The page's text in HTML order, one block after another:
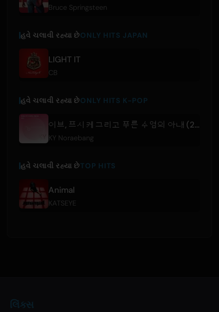
Bruce Springsteen
હવે ચલાવી રહ્યા છેONLY HITS JAPAN
LIGHT IT
CB
હવે ચલાવી રહ્યા છેONLY HITS K-POP
이브, 프시케 그리고 푸른 수염의 아내 (29292) MR
KY Noraebang
હવે ચલાવી રહ્યા છેTOP HITS
Animal
KATSEYE
લિંક્સ